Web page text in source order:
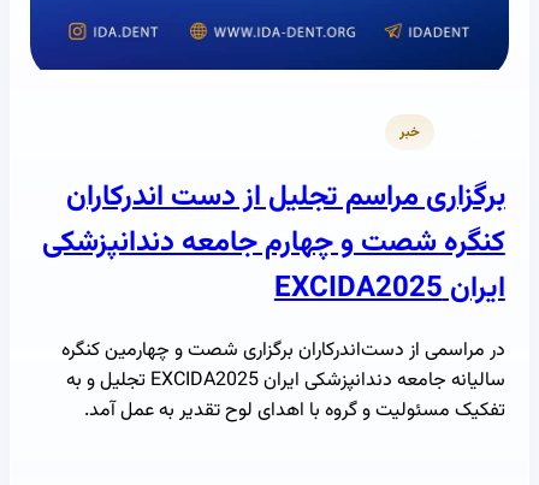
خبر
برگزاری مراسم تجلیل از دست اندرکاران
کنگره شصت و چهارم جامعه دندانپزشکی
ایران EXCIDA2025
در مراسمی از دست‌اندرکاران برگزاری شصت و چهارمین کنگره
سالیانه جامعه دندانپزشکی ایران EXCIDA2025 تجلیل و به
تفکیک مسئولیت و گروه با اهدای لوح تقدیر به عمل آمد.